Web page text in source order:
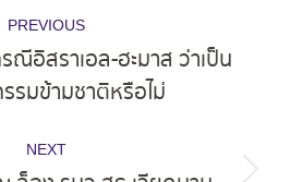
PREVIOUS
Previous
post:
ณีอิสราเอล-ฮะมาส ว่าเป็น
รมข้ามชาติหรือไม่
NEXT